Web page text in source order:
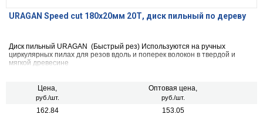
URAGAN Speed cut 180х20мм 20Т, диск пильный по дереву
Диск пильный URAGAN (Быстрый рез) Используются на ручных
циркулярных пилах для резов вдоль и поперек волокон в твердой и
мягкой древесине
Цена,
руб./шт.
Оптовая цена,
руб./шт.
162.84 153.05